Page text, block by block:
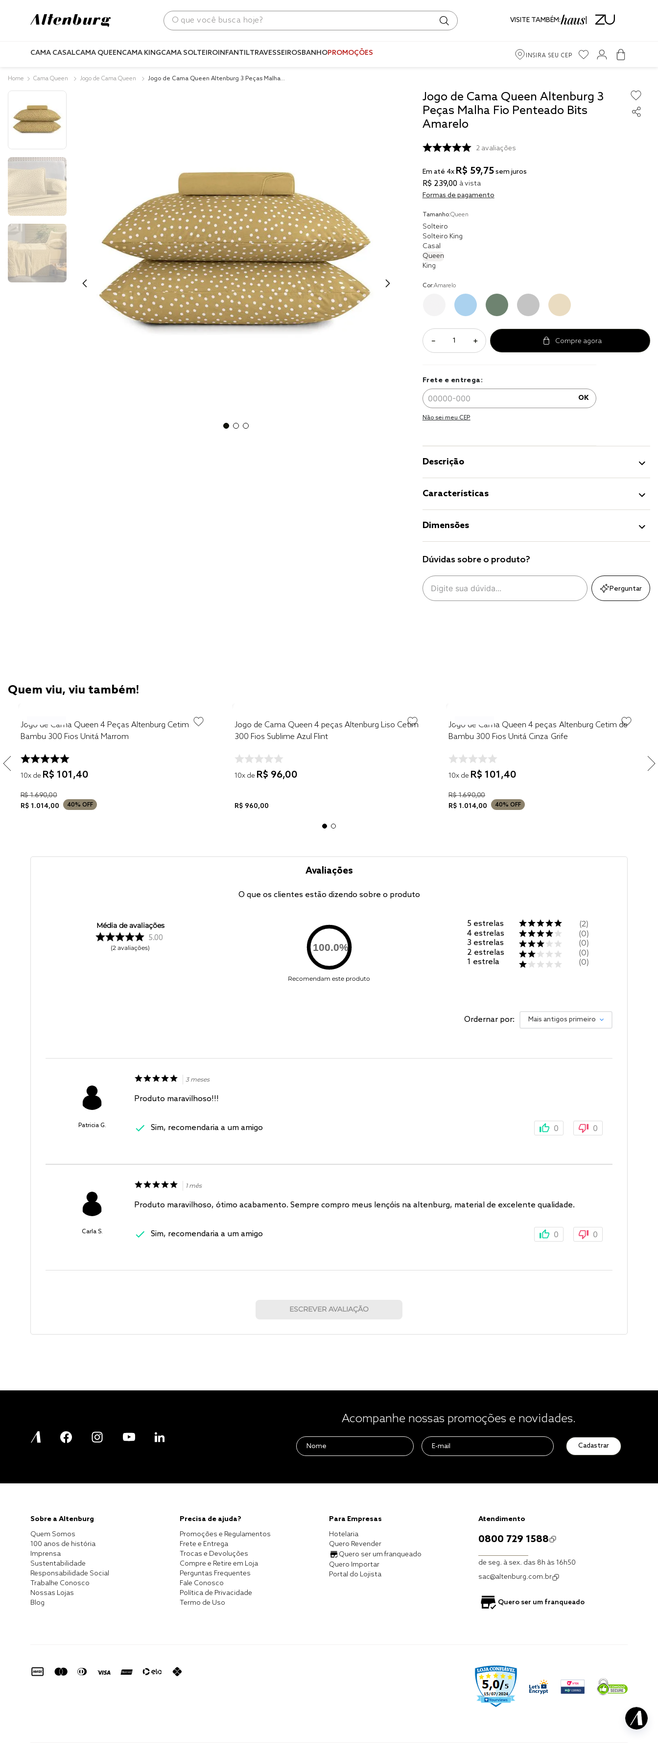
O que você busca hoje?
VISITE TAMBÉM:
CAMA CASALCAMA QUEENCAMA KINGCAMA SOLTEIROINFANTILTRAVESSEIROSBANHOPROMOÇÕES INSIRA SEU CEP
Cama Queen Jogo de Cama Queen
Jogo de Cama Queen Altenburg 3 Peças Malha
Jogo de Cama Queen Altenburg 3
Peças Malha Fio Penteado Bits
Amarelo
2 avaliações
Em até 4x R$ 59,75sem juros
R$ 239,00 à vista
Formas de pagamento
Tamanho:Queen
Solteiro
Solteiro King
Casal
Queen
King
Cor:Amarelo
＋
－
Frete e entrega:
OK
Não sei meu CEP.
Descrição
Características
Dimensões
Dúvidas sobre o produto?
Perguntar
Quem viu, viu também!
Jogo de Cama Queen 4 Peças Altenburg Cetim
Bambu 300 Fios Unitá Marrom
10x de R$ 101,40
R$1.690,00
R$ 1.014,00 40% OFF
Jogo de Cama Queen 4 peças Altenburg Liso Cetim
300 Fios Sublime Azul Flint
10x de R$ 96,00
R$ 960,00
Jogo de Cama Queen 4 peças Altenburg Cetim de
Bambu 300 Fios Unitá Cinza Grife
10x de R$ 101,40
R$1.690,00
R$ 1.014,00 40% OFF
Avaliações
O que os clientes estão dizendo sobre o produto
Média de avaliações
5.00
2 avaliações 100.0%
Recomendam este produto
5 estrelas
4 estrelas
3 estrelas
2 estrelas
1 estrela
2
0
0
0
0
Ordernar por: Mais antigos primeiro
Patricia G.
3 meses
Produto maravilhoso!!!
Sim, recomendaria a um amigo 0 0
Carla S.
1 mês
Produto maravilhoso, ótimo acabamento. Sempre compro meus lençóis na altenburg, material de excelente qualidade.
Sim, recomendaria a um amigo 0 0
ESCREVER AVALIAÇÃO
Acompanhe nossas promoções e novidades.
Cadastrar
Sobre a Altenburg
Quem Somos
100 anos de história
Imprensa
Sustentabilidade
Responsabilidade Social
Trabalhe Conosco
Nossas Lojas
Blog
Precisa de ajuda?
Promoções e Regulamentos
Frete e Entrega
Trocas e Devoluções
Compre e Retire em Loja
Perguntas Frequentes
Fale Conosco
Política de Privacidade
Termo de Uso
Para Empresas
Hotelaria
Quero Revender
Quero ser um franqueado
Quero Importar
Portal do Lojista
Atendimento
0800 729 1588
de seg. à sex. das 8h às 16h50
sac@altenburg.com.br
Quero ser um franqueado
edredom
jogos cama
solteiro
cobre leito
jogo cama
casal